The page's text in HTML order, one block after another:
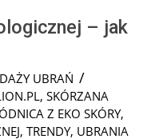
– jak
UBRAŃ
, SKÓRZANA
Z EKO SKÓRY,
, TRENDY, UBRANIA